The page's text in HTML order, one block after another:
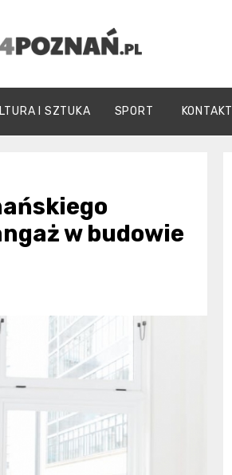
I SZTUKA SPORT KONTAKT
w budowie